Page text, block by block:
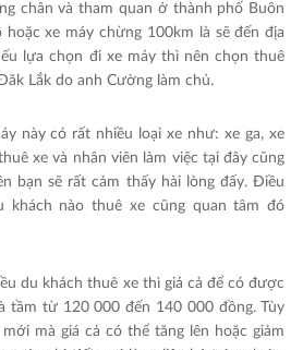
chân và tham quan ở thành phố Buôn
xe máy chừng 100km là sẽ đến địa
lựa chọn đi xe máy thì nên chọn thuê
Lắk do anh Cường làm chủ.
này có rất nhiều loại xe như: xe ga, xe
xe và nhân viên làm việc tại đây cũng
bạn sẽ rất cảm thấy hài lòng đấy. Điều
khách nào thuê xe cũng quan tâm đó
du khách thuê xe thì giá cả để có được
tầm từ 120 000 đến 140 000 đồng. Tùy
mà giá cả có thể tăng lên hoặc giảm